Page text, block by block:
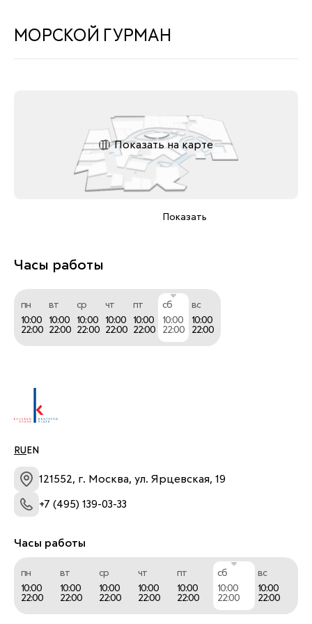
МОРСКОЙ ГУРМАН
Показать на карте
Показать
Часы работы
пн
10:00
22:00
вт
10:00
22:00
ср
10:00
22:00
чт
10:00
22:00
пт
10:00
22:00
сб
10:00
22:00
вс
10:00
22:00
RU EN
121552, г. Москва, ул. Ярцевская, 19
+7 (495) 139-03-33
Часы работы
пн
10:00
22:00
вт
10:00
22:00
ср
10:00
22:00
чт
10:00
22:00
пт
10:00
22:00
сб
10:00
22:00
вс
10:00
22:00